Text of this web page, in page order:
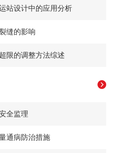
站设计中的应用分析
缝的影响
限的调整方法综述
全监理
通病防治措施